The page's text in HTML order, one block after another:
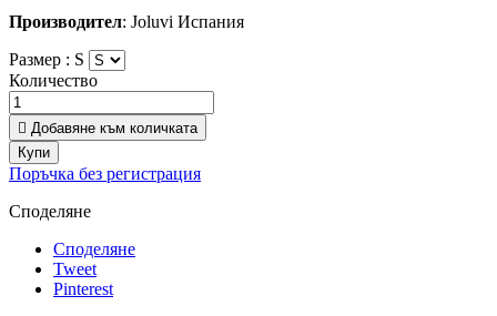
Производител: Joluvi Испания
Размер : S
Количество
 Добавяне към количката
Купи
Поръчка без регистрация
Споделяне
Споделяне
Tweet
Pinterest